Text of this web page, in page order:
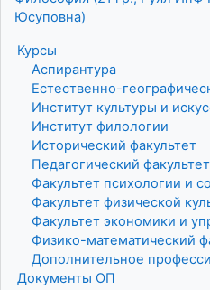
Юсуповна)
Курсы
Аспирантура
Естественно-
Институт культуры и
Институт филологии
Исторический факультет
Педагогический факультет
Факультет психологии и
Факультет физической
Факультет экономики и
Физико-математический
Дополнительное
Документы ОП